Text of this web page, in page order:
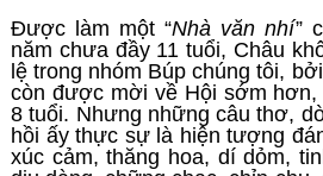
Được làm một “Nhà văn nhí”
năm chưa đầy 11 tuổi, Châu
lệ trong nhóm Búp chúng tôi,
còn được mời về Hội sớm
8 tuổi. Nhưng những câu thơ,
hồi ấy thực sự là hiện tượng
xúc cảm, thăng hoa, dí dỏm,